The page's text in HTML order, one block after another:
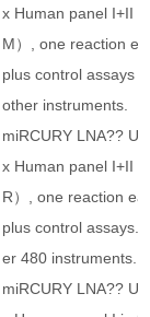
x Human panel I+II
M）, one reaction
plus control assays .
other instruments.
miRCURY LNA??
x Human panel I+II
R）, one reaction
plus control assays.
er 480 instruments.
miRCURY LNA??